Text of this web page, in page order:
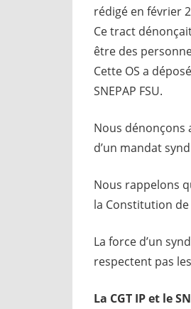
rédigé en février
Ce tract
être des
Cette OS a
SNEPAP FSU.
Nous dénonçons
d’un mandat
Nous rappelons
la Constitution
La force d’un
respectent pas
La CGT IP et le